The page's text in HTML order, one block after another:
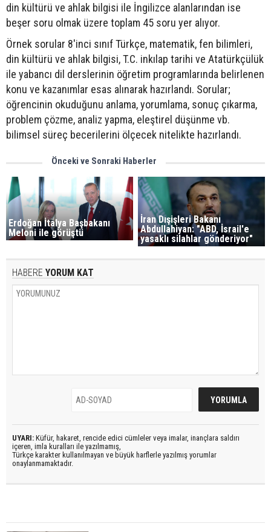
din kültürü ve ahlak bilgisi ile İngilizce alanlarından ise
beşer soru olmak üzere toplam 45 soru yer alıyor.
Örnek sorular 8'inci sınıf Türkçe, matematik, fen bilimleri,
din kültürü ve ahlak bilgisi, T.C. inkılap tarihi ve Atatürkçülük
ile yabancı dil derslerinin öğretim programlarında belirlenen
konu ve kazanımlar esas alınarak hazırlandı. Sorular;
öğrencinin okuduğunu anlama, yorumlama, sonuç çıkarma,
problem çözme, analiz yapma, eleştirel düşünme vb.
bilimsel süreç becerilerini ölçecek nitelikte hazırlandı.
Önceki ve Sonraki Haberler
Erdoğan İtalya Başbakanı
Meloni ile görüştü
İran Dışişleri Bakanı
Abdullahiyan: "ABD, İsrail'e
yasaklı silahlar gönderiyor"
HABERE YORUM KAT
UYARI: Küfür, hakaret, rencide edici cümleler veya imalar, inançlara saldırı
içeren, imla kuralları ile yazılmamış,
Türkçe karakter kullanılmayan ve büyük harflerle yazılmış yorumlar
onaylanmamaktadır.